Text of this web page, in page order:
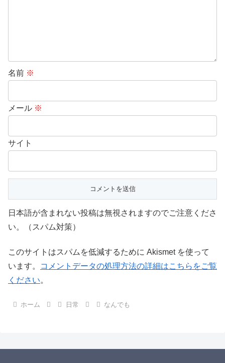
名前 ※
メール ※
サイト
日本語が含まれない投稿は無視されますのでご注意くださ
い。（スパム対策）
このサイトはスパムを低減するために Akismet を使って
います。
コメントデータの処理方法の詳細はこちらをご覧
ください。
ホーム 日常 なんでも